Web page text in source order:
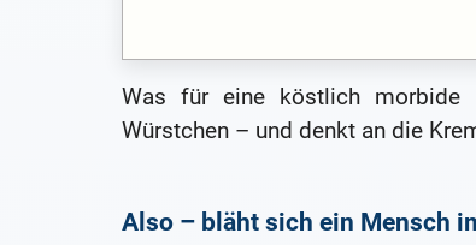
Was für eine köstlich morbide
Würstchen – und denkt an die
Also – bläht sich ein Mensch